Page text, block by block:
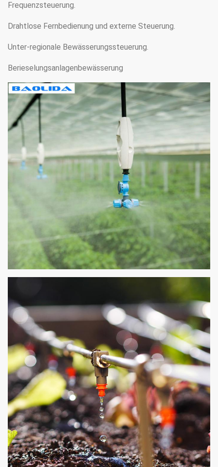
Frequenzsteuerung.
Drahtlose Fernbedienung und externe Steuerung.
Unter-regionale Bewässerungssteuerung.
Berieselungsanlagenbewässerung